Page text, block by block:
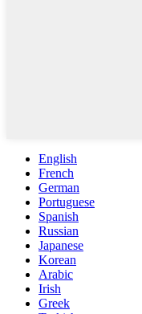
English
French
German
Portuguese
Spanish
Russian
Japanese
Korean
Arabic
Irish
Greek